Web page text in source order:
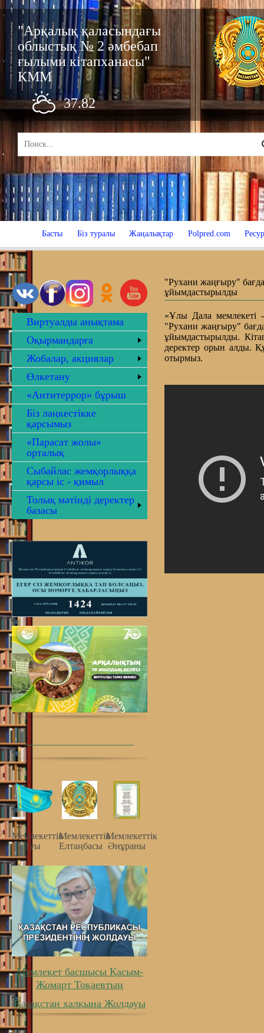
"Арқалық қаласындағы
облыстық № 2 әмбебап
ғылыми кітапханасы"
КММ
37.82
Басты Біз туралы Жаңалықтар Polpred.com
Виртуалды анықтама
Оқырмандарға
Жобалар, акциялар
Өлкетану
«Антитеррор» бұрыш
Біз лаңкестікке
қарсымыз
«Парасат жолы»
орталық
Сыбайлас жемқорлыққа
қарсы іс - қимыл
Толық мәтінді деректер
базасы
Мемлекеттiк
Туы
Мемлекеттiк
Елтаңбасы
Мемлекеттiк
Әнұраны
Мемлекет басшысы Қасым-
Жомарт Тоқаевтың
Қазақстан халқына Жолдауы
"Рухани жаңғыру"
ұйымдастырылды
«Ұлы Дала мемлекетi
"Рухани жаңғыру"
ұйымдастырылды.
деректер орын алды.
отырмыз.